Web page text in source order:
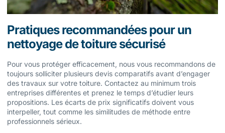
Pratiques recommandées pour un
nettoyage de toiture sécurisé
Pour vous protéger efficacement, nous vous recommandons de
toujours solliciter plusieurs devis comparatifs avant d’engager
des travaux sur votre toiture. Contactez au minimum trois
entreprises différentes et prenez le temps d’étudier leurs
propositions. Les écarts de prix significatifs doivent vous
interpeller, tout comme les similitudes de méthode entre
professionnels sérieux.